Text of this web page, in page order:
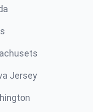
Jersey